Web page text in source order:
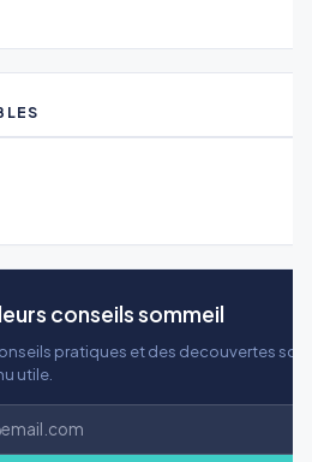
conseils sommeil
pratiques et des decouvertes
utile.